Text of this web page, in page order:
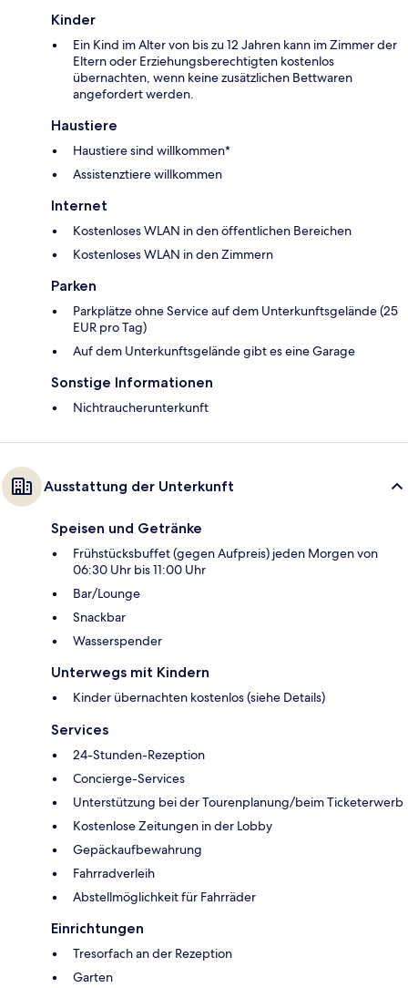
Kinder
Ein Kind im Alter von bis zu 12 Jahren kann im Zimmer der
Eltern oder Erziehungsberechtigten kostenlos
übernachten, wenn keine zusätzlichen Bettwaren
angefordert werden.
Haustiere
Haustiere sind willkommen*
Assistenztiere willkommen
Internet
Kostenloses WLAN in den öffentlichen Bereichen
Kostenloses WLAN in den Zimmern
Parken
Parkplätze ohne Service auf dem Unterkunftsgelände (25
EUR pro Tag)
Auf dem Unterkunftsgelände gibt es eine Garage
Sonstige Informationen
Nichtraucherunterkunft
Ausstattung der Unterkunft
Speisen und Getränke
Frühstücksbuffet (gegen Aufpreis) jeden Morgen von
06:30 Uhr bis 11:00 Uhr
Bar/Lounge
Snackbar
Wasserspender
Unterwegs mit Kindern
Kinder übernachten kostenlos (siehe Details)
Services
24-Stunden-Rezeption
Concierge-Services
Unterstützung bei der Tourenplanung/beim Ticketerwerb
Kostenlose Zeitungen in der Lobby
Gepäckaufbewahrung
Fahrradverleih
Abstellmöglichkeit für Fahrräder
Einrichtungen
Tresorfach an der Rezeption
Garten